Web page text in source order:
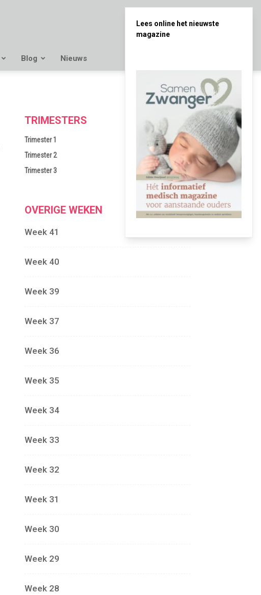
Blog Nieuws
TRIMESTERS
Trimester 1
Trimester 2
Trimester 3
OVERIGE WEKEN
Week 41
Week 40
Week 39
Week 37
Week 36
Week 35
Week 34
Week 33
Week 32
Week 31
Week 30
Week 29
Week 28
Lees online het nieuwste
magazine